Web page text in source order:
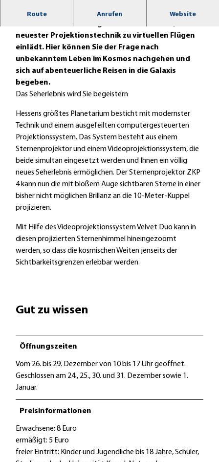
Route Anrufen Website
Im Orangerie-Schloss in der Kasseler Karlsaue
neuester Projektionstechnik zu virtuellen Flügen
einlädt. Hier können Sie der Frage nach
unbekanntem Leben im Kosmos nachgehen und
sich auf abenteuerliche Reisen in die Galaxis
begeben.
Das Seherlebnis wird Sie begeistern
Hessens größtes Planetarium besticht mit modernster
Technik und einem ausgefeilten computergesteuerten
Projektionssystem. Das System besteht aus einem
Sternenprojektor und einem Videoprojektionssystem, die
beide simultan eingesetzt werden und Ihnen ein völlig
neues Seherlebnis ermöglichen. Der Sternenprojektor ZKP
4 kann nun die mit bloßem Auge sichtbaren Sterne in einer
bisher nicht möglichen Brillanz an die 10-Meter-Kuppel
projizieren.
Mit Hilfe des Videoprojektionssystem Velvet Duo kann in
diesen projizierten Sternenhimmel hineingezoomt
werden, so dass die kosmischen Weiten jenseits der
Sichtbarkeitsgrenzen erlebbar werden.
Gut zu wissen
Öffnungszeiten
Vom 26. bis 29. Dezember von 10 bis 17 Uhr geöffnet.
Geschlossen am 24., 25., 30. und 31. Dezember sowie 1.
Januar.
Preisinformationen
Erwachsene: 8 Euro
ermäßigt: 5 Euro
freier Eintritt: Kinder und Jugendliche bis 18 Jahre, Schüler,